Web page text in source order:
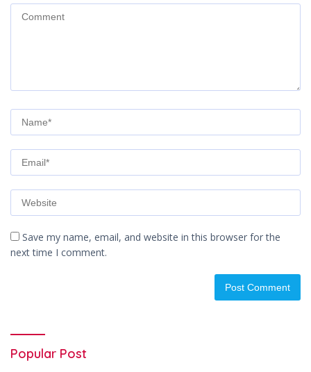
Save my name, email, and website in this browser for the
next time I comment.
Popular Post